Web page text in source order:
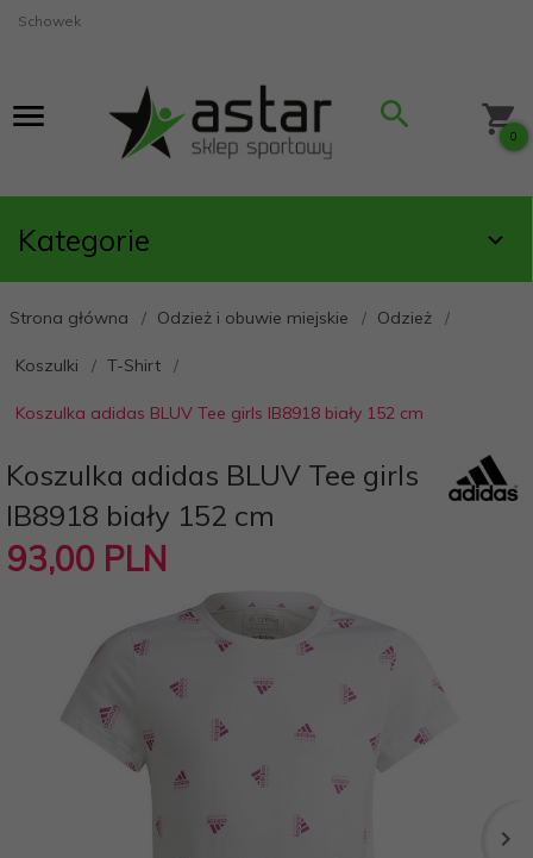
Schowek
0
Kategorie
Strona główna Odzież i obuwie miejskie Odzież
Koszulki T-Shirt
Koszulka adidas BLUV Tee girls IB8918 biały 152 cm
Koszulka adidas BLUV Tee girls
IB8918 biały 152 cm
93,00 PLN